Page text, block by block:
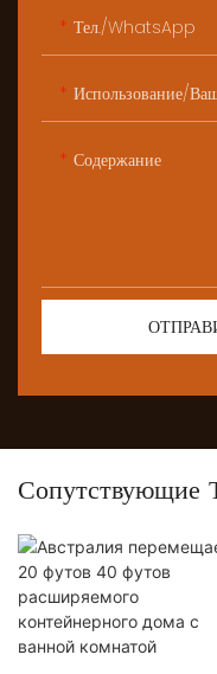
Тел./WhatsApp
Использование/
Содержание
Сопутствующие